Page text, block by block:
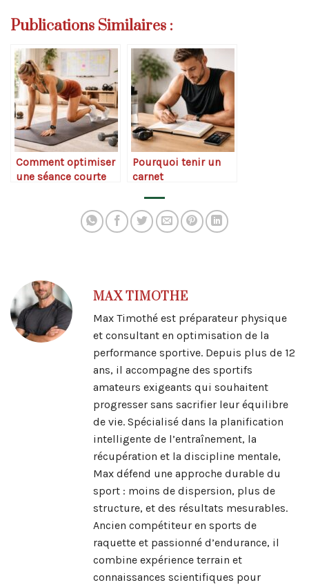
Publications Similaires :
Comment optimiser
une séance courte
Pourquoi tenir un
carnet
progression
MAX TIMOTHE
Max Timothé est préparateur physique
et consultant en optimisation de la
performance sportive. Depuis plus de 12
ans, il accompagne des sportifs
amateurs exigeants qui souhaitent
progresser sans sacrifier leur équilibre
de vie. Spécialisé dans la planification
intelligente de l’entraînement, la
récupération et la discipline mentale,
Max défend une approche durable du
sport : moins de dispersion, plus de
structure, et des résultats mesurables.
Ancien compétiteur en sports de
raquette et passionné d’endurance, il
combine expérience terrain et
connaissances scientifiques pour